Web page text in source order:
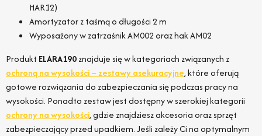
HAR12)
Amortyzator z taśmą o długości 2 m
Wyposażony w zatrzaśnik AM002 oraz hak AM02
Produkt ELARA190znajduje się w kategoriach związanych z
ochroną na wysokości – zestawy asekuracyjne, które oferują
gotowe rozwiązania do zabezpieczania się podczas pracy na
wysokości. Ponadto zestaw jest dostępny w szerokiej kategorii
ochrony na wysokości, gdzie znajdziesz akcesoria oraz sprzęt
zabezpieczający przed upadkiem. Jeśli zależy Ci na optymalnym